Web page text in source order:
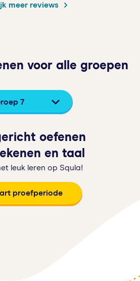
meer reviews
voor alle groepen
7
oefenen
en taal
leuk leren op Squla!
proefperiode